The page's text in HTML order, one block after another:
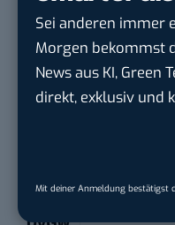
Sei anderen immer
Morgen bekommst
News aus KI, Green
direkt, exklusiv und
Mit deiner Anmeldung bestätigst
befristet
Josera
Remote /
Referent